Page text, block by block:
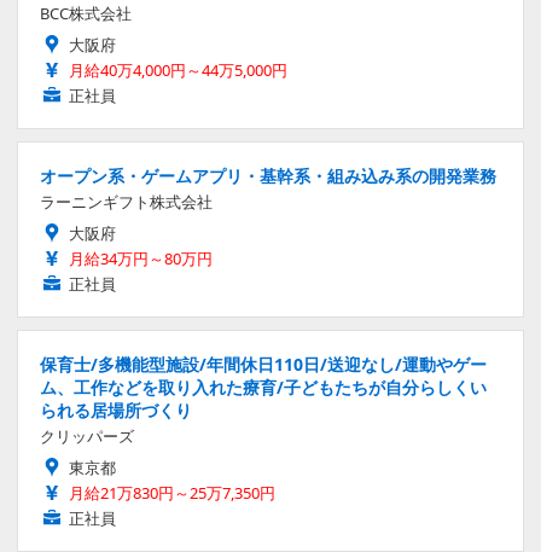
BCC株式会社
大阪府
月給40万4,000円～44万5,000円
正社員
オープン系・ゲームアプリ・基幹系・組み込み系の開発業務
ラーニンギフト株式会社
大阪府
月給34万円～80万円
正社員
保育士/多機能型施設/年間休日110日/送迎なし/運動やゲー
ム、工作などを取り入れた療育/子どもたちが自分らしくい
られる居場所づくり
クリッパーズ
東京都
月給21万830円～25万7,350円
正社員